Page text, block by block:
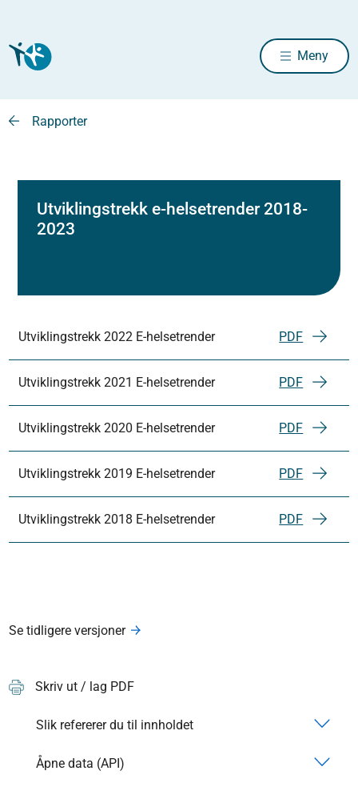
Meny
Rapporter
Utviklingstrekk e-helsetrender 2018-
2023
Utviklingstrekk 2022 E-helsetrender PDF
Utviklingstrekk 2021 E-helsetrender PDF
Utviklingstrekk 2020 E-helsetrender PDF
Utviklingstrekk 2019 E-helsetrender PDF
Utviklingstrekk 2018 E-helsetrender PDF
Se tidligere versjoner
Skriv ut / lag PDF
Slik refererer du til innholdet
Åpne data (API)